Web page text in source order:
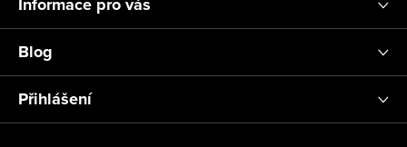
Blog
Přihlášení